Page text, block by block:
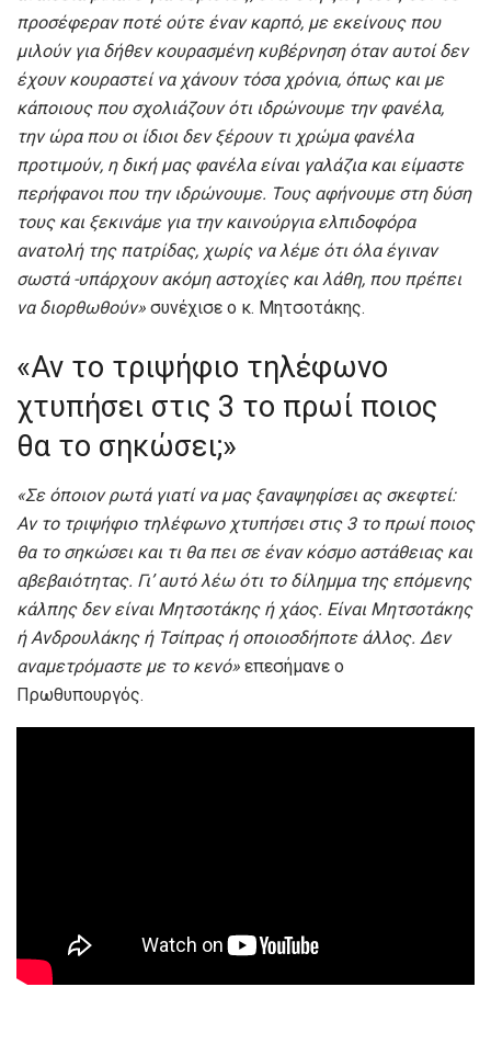
προσέφεραν ποτέ ούτε έναν καρπό, με εκείνους που
μιλούν για δήθεν κουρασμένη κυβέρνηση όταν αυτοί δεν
έχουν κουραστεί να χάνουν τόσα χρόνια, όπως και με
κάποιους που σχολιάζουν ότι ιδρώνουμε την φανέλα,
την ώρα που οι ίδιοι δεν ξέρουν τι χρώμα φανέλα
προτιμούν, η δική μας φανέλα είναι γαλάζια και είμαστε
περήφανοι που την ιδρώνουμε. Τους αφήνουμε στη δύση
τους και ξεκινάμε για την καινούργια ελπιδοφόρα
ανατολή της πατρίδας, χωρίς να λέμε ότι όλα έγιναν
σωστά -υπάρχουν ακόμη αστοχίες και λάθη, που πρέπει
να διορθωθούν» συνέχισε ο κ. Μητσοτάκης.
«Αν το τριψήφιο τηλέφωνο
χτυπήσει στις 3 το πρωί ποιος
θα το σηκώσει;»
«Σε όποιον ρωτά γιατί να μας ξαναψηφίσει ας σκεφτεί:
Αν το τριψήφιο τηλέφωνο χτυπήσει στις 3 το πρωί ποιος
θα το σηκώσει και τι θα πει σε έναν κόσμο αστάθειας και
αβεβαιότητας. Γι’ αυτό λέω ότι το δίλημμα της επόμενης
κάλπης δεν είναι Μητσοτάκης ή χάος. Είναι Μητσοτάκης
ή Ανδρουλάκης ή Τσίπρας ή οποιοσδήποτε άλλος. Δεν
αναμετρόμαστε με το κενό» επεσήμανε ο
Πρωθυπουργός.